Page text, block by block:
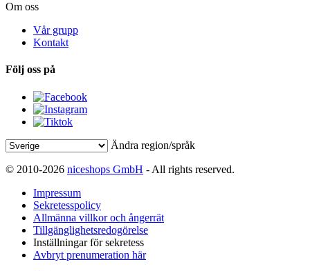
Om oss
Vår grupp
Kontakt
Följ oss på
Ändra region/språk
© 2010-2026 niceshops GmbH - All rights reserved.
Impressum
Sekretesspolicy
Allmänna villkor och ångerrät
Tillgänglighetsredogörelse
Inställningar för sekretess
Avbryt prenumeration här